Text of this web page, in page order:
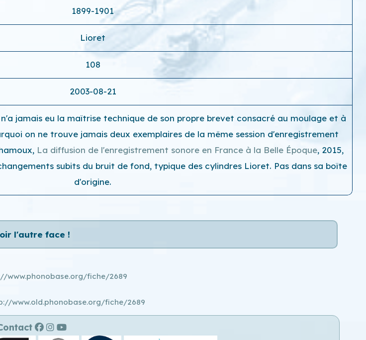
1899-1901
Lioret
108
2003-08-21
jamais eu la maîtrise technique de son propre brevet consacré au moulage et à
on ne trouve jamais deux exemplaires de la même session d'enregistrement
La diffusion de l'enregistrement sonore en France à la Belle Époque, 2015,
subits du bruit de fond, typique des cylindres Lioret. Pas dans sa boîte
d'origine.
l'autre face !
www.phonobase.org/fiche/2689
www.old.phonobase.org/fiche/2689